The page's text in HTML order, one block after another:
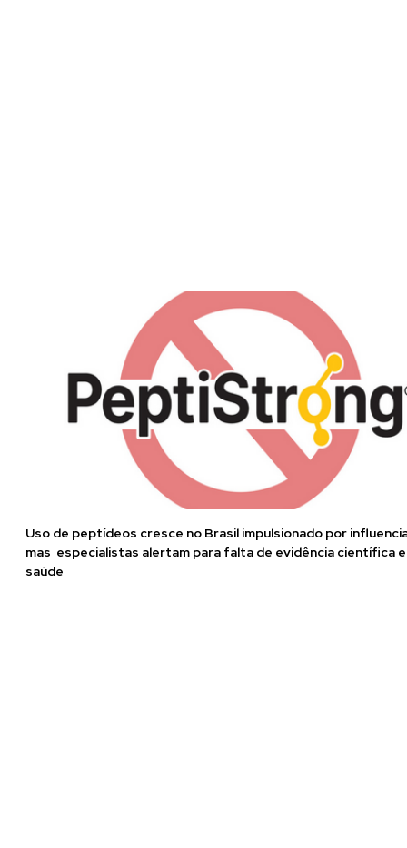
Uso de peptídeos cresce no Brasil impulsionado por
mas especialistas alertam para falta de evidência científica
saúde